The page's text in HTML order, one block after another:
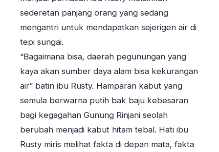
sederetan panjang orang yang sedang
mengantri untuk mendapatkan sejerigen air di
tepi sungai.
“Bagaimana bisa, daerah pegunungan yang
kaya akan sumber daya alam bisa kekurangan
air” batin ibu Rusty. Hamparan kabut yang
semula berwarna putih bak baju kebesaran
bagi kegagahan Gunung Rinjani seolah
berubah menjadi kabut hitam tebal. Hati ibu
Rusty miris melihat fakta di depan mata, fakta